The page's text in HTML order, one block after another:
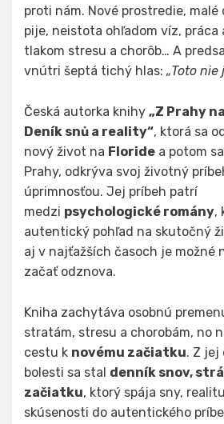
proti nám. Nové prostredie,
pije, neistota ohľadom víz, práca
tlakom stresu a chorôb… A
vnútri šeptá tichý hlas: „Toto nie
Česká autorka knihy „Z Prahy
Deník snů a reality“, ktorá sa
nový život na Floride a potom
Prahy, odkrýva svoj životný
úprimnosťou. Jej príbeh patrí
medzi psychologické romány,
autentický pohľad na skutočný
aj v najťažších časoch je možné
začať odznova.
Kniha zachytáva osobnú
stratám, stresu a chorobám, no
cestu k novému začiatku. Z jej
bolesti sa stal denník snov,
začiatku, ktorý spája sny,
skúsenosti do autentického